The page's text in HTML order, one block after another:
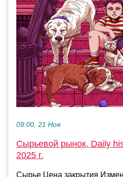
09:00, 21 Ноя
Сырьевой рынок, Daily
2025 г.
Сырье Цена закрытия